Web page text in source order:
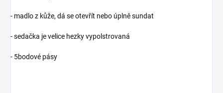
- madlo z kůže, dá se otevřít nebo úplně sundat
- sedačka je velice hezky vypolstrovaná
- 5bodové pásy